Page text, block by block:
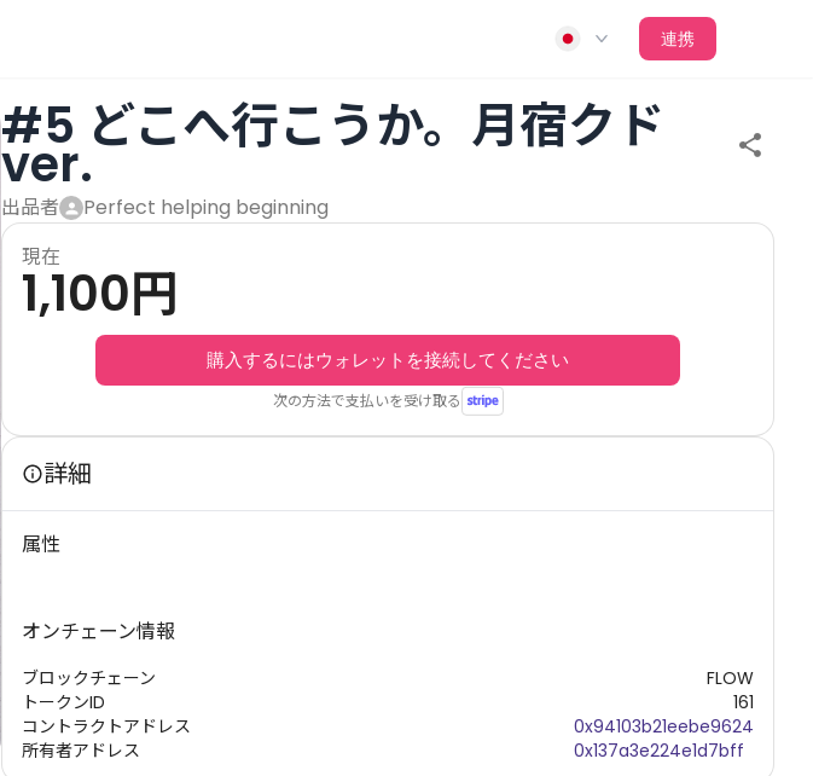
連携
#5 どこへ行こうか。月宿クド
ver.
出品者
Perfect helping beginning
現在
1,100円
購入するにはウォレットを接続してください
次の方法で支払いを受け取る
詳細
属性
オンチェーン情報
ブロックチェーン
トークンID
コントラクトアドレス
所有者アドレス
FLOW
161
0x94103b21eebe9624
0x137a3e224e1d7bff